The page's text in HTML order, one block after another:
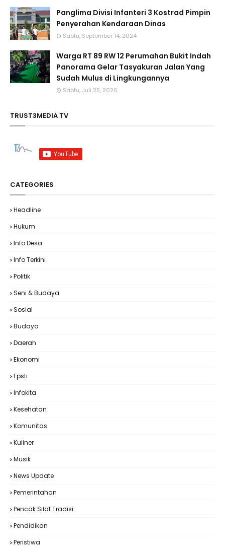
Panglima Divisi Infanteri 3 Kostrad Pimpin
Penyerahan Kendaraan Dinas
Sabtu, September 14, 2024
Warga RT 89 RW 12 Perumahan Bukit Indah
Panorama Gelar Tasyakuran Jalan Yang
Sudah Mulus di Lingkungannya
Sabtu, Juli 25, 2026
TRUST3MEDIA TV
CATEGORIES
Headline
Hukum
Info Desa
Info Terkini
Politik
Seni & Budaya
Sosial
Budaya
Daerah
Ekonomi
Fpsti
Infokita
Kesehatan
Komunitas
Kuliner
Musik
News Update
Pemerintahan
Pencak Silat Tradisi
Pendidikan
Peristiwa